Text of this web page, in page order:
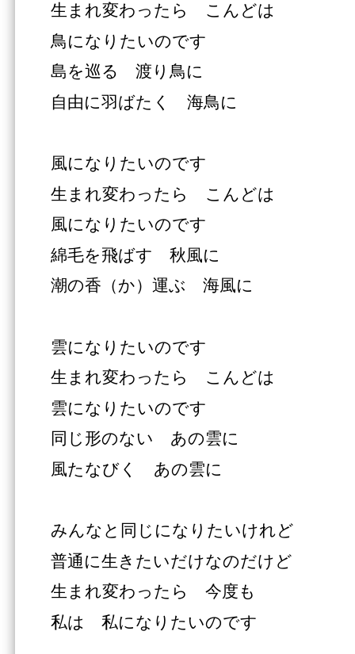
生まれ変わったら こんどは
鳥になりたいのです
島を巡る 渡り鳥に
自由に羽ばたく 海鳥に
風になりたいのです
生まれ変わったら こんどは
風になりたいのです
綿毛を飛ばす 秋風に
潮の香（か）運ぶ 海風に
雲になりたいのです
生まれ変わったら こんどは
雲になりたいのです
同じ形のない あの雲に
風たなびく あの雲に
みんなと同じになりたいけれど
普通に生きたいだけなのだけど
生まれ変わったら 今度も
私は 私になりたいのです